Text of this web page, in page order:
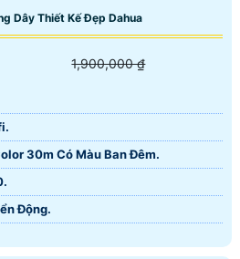
Dây Thiết Kế Đẹp Dahua
1,900,000 ₫
30m Có Màu Ban Ðêm.
Động.